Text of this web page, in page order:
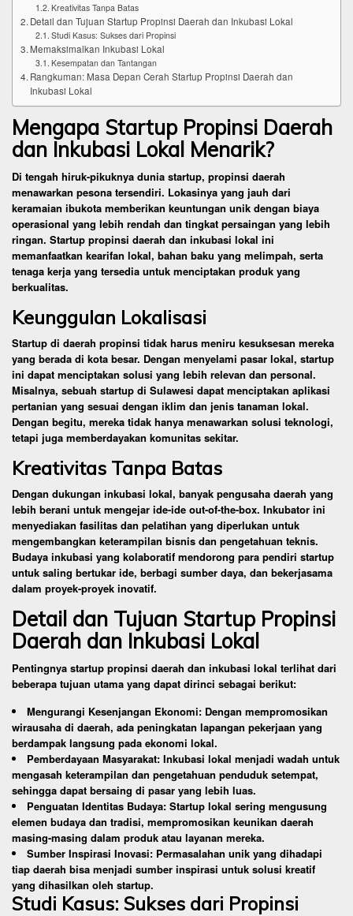
Kreativitas Tanpa Batas
Detail dan Tujuan Startup Propinsi Daerah dan Inkubasi Lokal
Studi Kasus: Sukses dari Propinsi
Memaksimalkan Inkubasi Lokal
Kesempatan dan Tantangan
Rangkuman: Masa Depan Cerah Startup Propinsi Daerah dan
Inkubasi Lokal
Mengapa Startup Propinsi Daerah
dan Inkubasi Lokal Menarik?
Di tengah hiruk-pikuknya dunia startup, propinsi daerah
menawarkan pesona tersendiri. Lokasinya yang jauh dari
keramaian ibukota memberikan keuntungan unik dengan biaya
operasional yang lebih rendah dan tingkat persaingan yang lebih
ringan. Startup propinsi daerah dan inkubasi lokal ini
memanfaatkan kearifan lokal, bahan baku yang melimpah, serta
tenaga kerja yang tersedia untuk menciptakan produk yang
berkualitas.
Keunggulan Lokalisasi
Startup di daerah propinsi tidak harus meniru kesuksesan mereka
yang berada di kota besar. Dengan menyelami pasar lokal, startup
ini dapat menciptakan solusi yang lebih relevan dan personal.
Misalnya, sebuah startup di Sulawesi dapat menciptakan aplikasi
pertanian yang sesuai dengan iklim dan jenis tanaman lokal.
Dengan begitu, mereka tidak hanya menawarkan solusi teknologi,
tetapi juga memberdayakan komunitas sekitar.
Kreativitas Tanpa Batas
Dengan dukungan inkubasi lokal, banyak pengusaha daerah yang
lebih berani untuk mengejar ide-ide out-of-the-box. Inkubator ini
menyediakan fasilitas dan pelatihan yang diperlukan untuk
mengembangkan keterampilan bisnis dan pengetahuan teknis.
Budaya inkubasi yang kolaboratif mendorong para pendiri startup
untuk saling bertukar ide, berbagi sumber daya, dan bekerjasama
dalam proyek-proyek inovatif.
Detail dan Tujuan Startup Propinsi
Daerah dan Inkubasi Lokal
Pentingnya startup propinsi daerah dan inkubasi lokal terlihat dari
beberapa tujuan utama yang dapat dirinci sebagai berikut:
Mengurangi Kesenjangan Ekonomi: Dengan mempromosikan
wirausaha di daerah, ada peningkatan lapangan pekerjaan yang
berdampak langsung pada ekonomi lokal.
Pemberdayaan Masyarakat: Inkubasi lokal menjadi wadah untuk
mengasah keterampilan dan pengetahuan penduduk setempat,
sehingga dapat bersaing di pasar yang lebih luas.
Penguatan Identitas Budaya: Startup lokal sering mengusung
elemen budaya dan tradisi, mempromosikan keunikan daerah
masing-masing dalam produk atau layanan mereka.
Sumber Inspirasi Inovasi: Permasalahan unik yang dihadapi
tiap daerah bisa menjadi sumber inspirasi untuk solusi kreatif
yang dihasilkan oleh startup.
Studi Kasus: Sukses dari Propinsi